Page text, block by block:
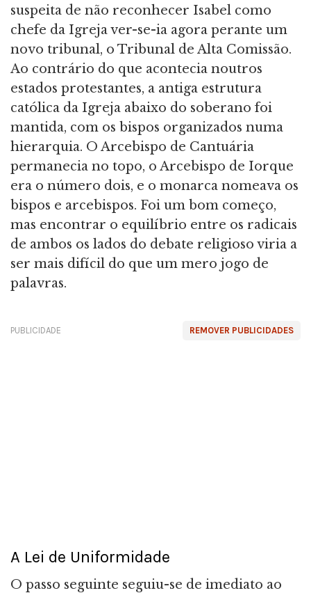
suspeita de não reconhecer Isabel como
chefe da Igreja ver-se-ia agora perante um
novo tribunal, o Tribunal de Alta Comissão.
Ao contrário do que acontecia noutros
estados protestantes, a antiga estrutura
católica da Igreja abaixo do soberano foi
mantida, com os bispos organizados numa
hierarquia. O Arcebispo de Cantuária
permanecia no topo, o Arcebispo de Iorque
era o número dois, e o monarca nomeava os
bispos e arcebispos. Foi um bom começo,
mas encontrar o equilíbrio entre os radicais
de ambos os lados do debate religioso viria a
ser mais difícil do que um mero jogo de
palavras.
REMOVER PUBLICIDADES
PUBLICIDADE
A Lei de Uniformidade
O passo seguinte seguiu-se de imediato ao